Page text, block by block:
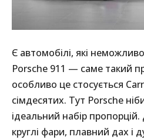
Є автомобілі, які
Porsche 911 — саме такий
особливо це стосується
сімдесятих. Тут Porsche
ідеальний набір
круглі фари, плавний дах і